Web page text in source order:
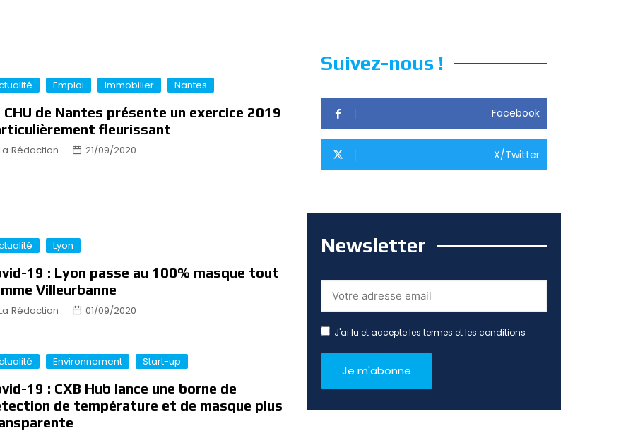
Emploi Immobilier Nantes
CHU de Nantes présente un exercice 2019
fleurissant
Rédaction 21/09/2020
Lyon
19 : Lyon passe au 100% masque tout
Villeurbanne
Rédaction 01/09/2020
Environnement Start-up
19 : CXB Hub lance une borne de
de température et de masque plus
Suivez-nous !
Facebook
X/Twitter
Newsletter
J'ai lu et accepte les termes et les conditions